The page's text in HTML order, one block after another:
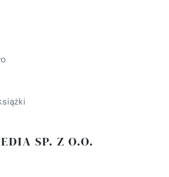
SP. Z O.O.